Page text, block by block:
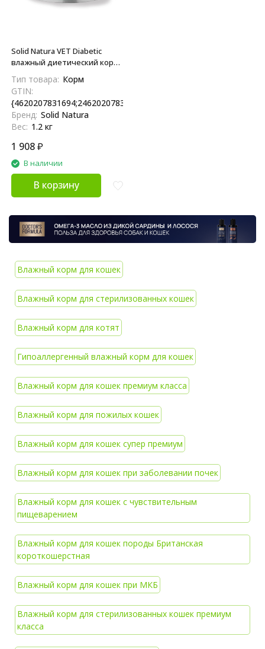
Solid Natura VET Diabetic
влажный диетический корм
курицей - 100 г х 12 шт
Тип товара: Корм
GTIN:
{4620207831694;24620207831698;4620207839959}
Бренд: Solid Natura
Вес: 1.2 кг
1 908₽
В наличии
В корзину
Влажный корм для кошек
Влажный корм для стерилизованных кошек
Влажный корм для котят
Гипоаллергенный влажный корм для кошек
Влажный корм для кошек премиум класса
Влажный корм для пожилых кошек
Влажный корм для кошек супер премиум
Влажный корм для кошек при заболевании почек
Влажный корм для кошек с чувствительным
пищеварением
Влажный корм для кошек породы Британская
короткошерстная
Влажный корм для кошек при МКБ
Влажный корм для стерилизованных кошек премиум
класса